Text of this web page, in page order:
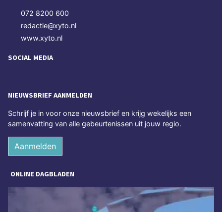
072 8200 600
redactie@xyto.nl
www.xyto.nl
SOCIAL MEDIA
NIEUWSBRIEF AANMELDEN
Schrijf je in voor onze nieuwsbrief en krijg wekelijks een
samenvatting van alle gebeurtenissen uit jouw regio.
Aanmelden
ONLINE DAGBLADEN